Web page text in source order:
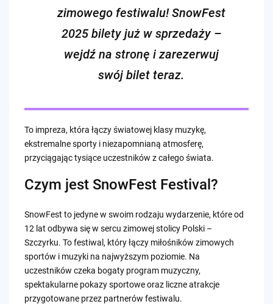
zimowego festiwalu!SnowFest
2025 biletyjuż w sprzedaży –
wejdź na stronę i zarezerwuj
swój bilet teraz.
To impreza, która łączy światowej klasy muzykę,
ekstremalne sporty i niezapomnianą atmosferę,
przyciągając tysiące uczestników z całego świata.
Czym jest SnowFest Festival?
SnowFest to jedyne w swoim rodzaju wydarzenie, które od
12 lat odbywa się w sercu zimowej stolicy Polski –
Szczyrku. To festiwal, który łączy miłośników zimowych
sportów i muzyki na najwyższym poziomie. Na
uczestników czeka bogaty program muzyczny,
spektakularne pokazy sportowe oraz liczne atrakcje
przygotowane przez partnerów festiwalu.